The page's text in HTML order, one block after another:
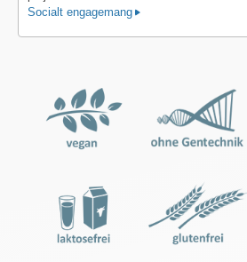
Socialt engagemang